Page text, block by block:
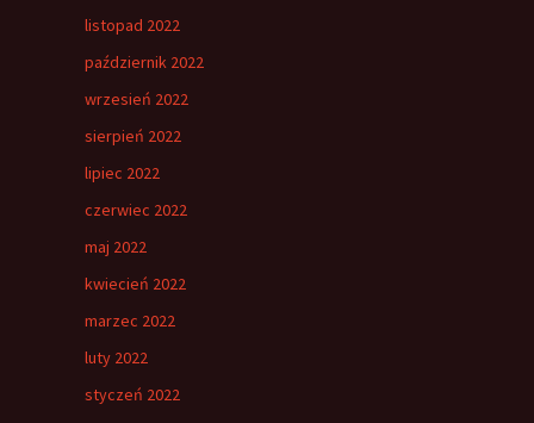
listopad 2022
październik 2022
wrzesień 2022
sierpień 2022
lipiec 2022
czerwiec 2022
maj 2022
kwiecień 2022
marzec 2022
luty 2022
styczeń 2022